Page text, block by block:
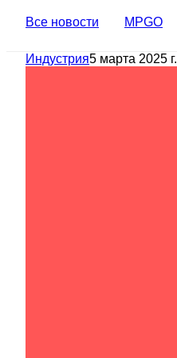
Все новости MPGO
Индустрия5 марта 2025 г.